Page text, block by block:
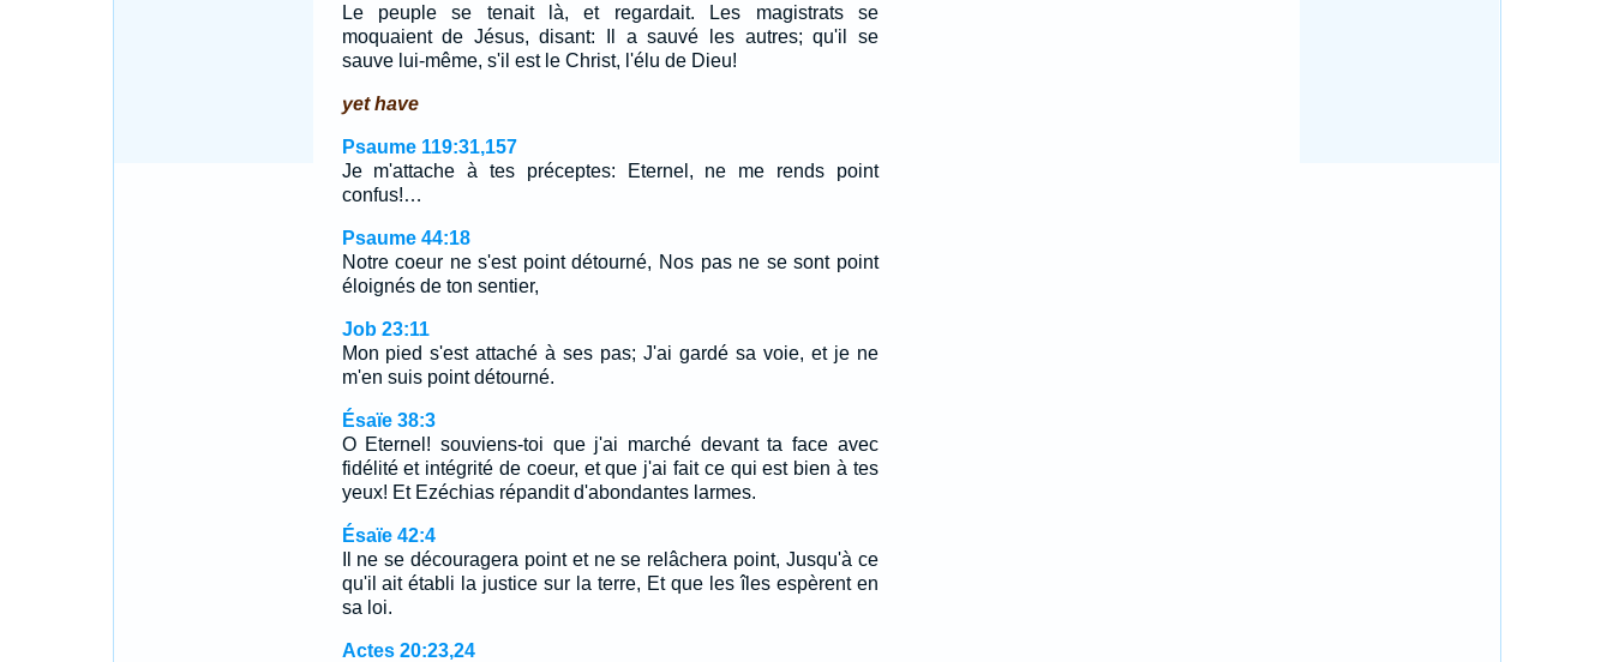
Le peuple se tenait là, et regardait. Les magistrats se
moquaient de Jésus, disant: Il a sauvé les autres; qu'il se
sauve lui-même, s'il est le Christ, l'élu de Dieu!
yet have
Psaume 119:31,157
Je m'attache à tes préceptes: Eternel, ne me rends point
confus!…
Psaume 44:18
Notre coeur ne s'est point détourné, Nos pas ne se sont point
éloignés de ton sentier,
Job 23:11
Mon pied s'est attaché à ses pas; J'ai gardé sa voie, et je ne
m'en suis point détourné.
Ésaïe 38:3
O Eternel! souviens-toi que j'ai marché devant ta face avec
fidélité et intégrité de coeur, et que j'ai fait ce qui est bien à tes
yeux! Et Ezéchias répandit d'abondantes larmes.
Ésaïe 42:4
Il ne se découragera point et ne se relâchera point, Jusqu'à ce
qu'il ait établi la justice sur la terre, Et que les îles espèrent en
sa loi.
Actes 20:23,24